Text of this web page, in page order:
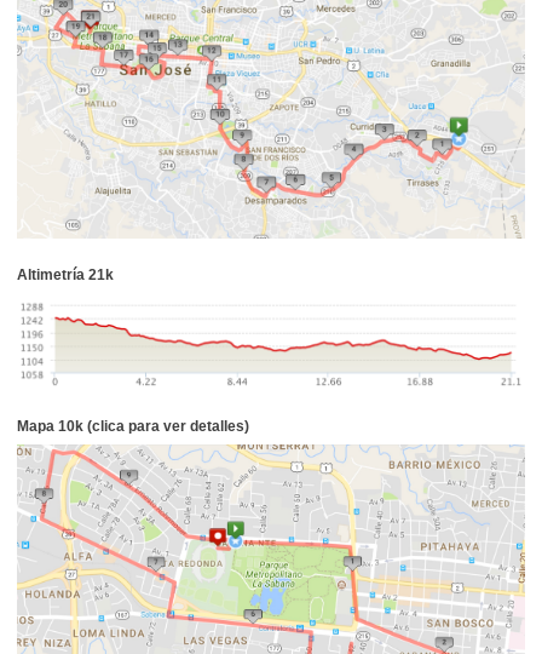
Altimetría 21k
Mapa 10k (clica para ver detalles)